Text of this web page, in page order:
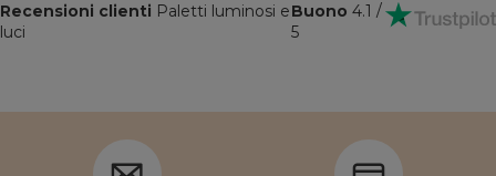
Recensioni clienti Paletti luminosi e
luci
Buono 4.1 /
5